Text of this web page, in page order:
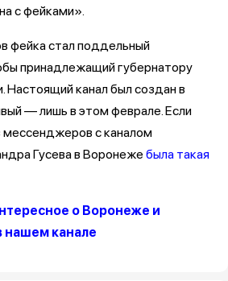
с фейками».
фейка стал поддельный
принадлежащий губернатору
Настоящий канал был создан в
— лишь в этом феврале. Если
мессенджеров с каналом
Гусева в Воронеже была такая
о Воронеже и
нашем канале